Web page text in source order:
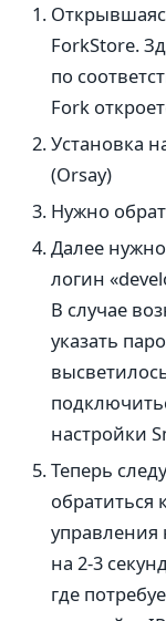
ForkStore.
по
Fork
Установка
(Orsay)
Нужно
Далее
логин
В случае
указать
настройки
Теперь
обратиться
управления
на 2-3
где